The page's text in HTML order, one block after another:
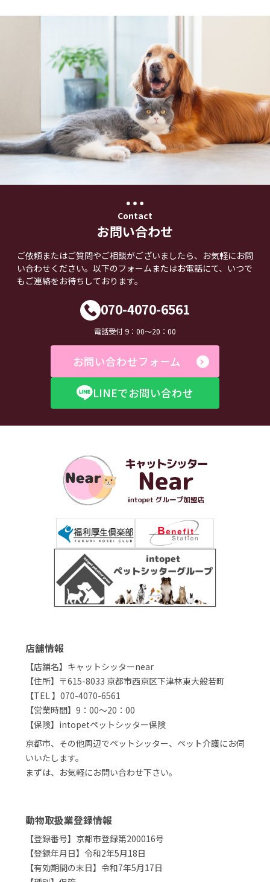
Contact
お問い合わせ
ご依頼またはご質問やご相談がございましたら、お気軽にお問
い合わせください。以下のフォームまたはお電話にて、いつで
もご連絡をお待ちしております。
070-4070-6561
電話受付 9：00～20：00
お問い合わせフォーム
LINEでお問い合わせ
店舗情報
【店舗名】キャットシッターnear
【住所】〒615-8033 京都市西京区下津林東大般若町
【TEL 】070-4070-6561
【営業時間】9：00～20：00
【保険】intopetペットシッター保険
京都市、その他周辺でペットシッター、ペット介護にお伺
いいたします。
まずは、お気軽にお問い合わせ下さい。
動物取扱業登録情報
【登録番号】京都市登録第200016号
【登録年月日】令和2年5月18日
【有効期間の末日】令和7年5月17日